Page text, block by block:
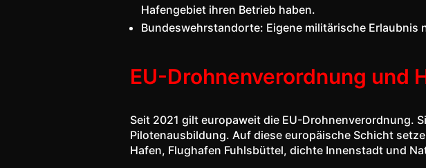
Hafengebiet ihren Betrieb haben.
Bundeswehrstandorte: Eigene militärische Erlaubnis
EU-Drohnenverordnung und
Seit 2021 gilt europaweit die EU-Drohnenverordnung.
Pilotenausbildung. Auf diese europäische Schicht
Hafen, Flughafen Fuhlsbüttel, dichte Innenstadt und